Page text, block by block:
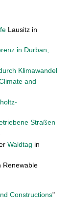
Lausitz in
in Durban,
Klimawandel
and
Straßen
Waldtag in
Renewable
Constructions"